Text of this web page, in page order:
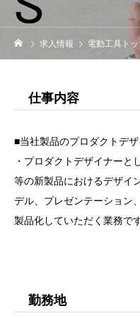
求人情報 電動工具ト
仕事内容
■当社製品のプロダクトデ
・プロダクトデザイナーと
等の新製品におけるデザイ
デル、プレゼンテーション
製品化していただく業務で
勤務地